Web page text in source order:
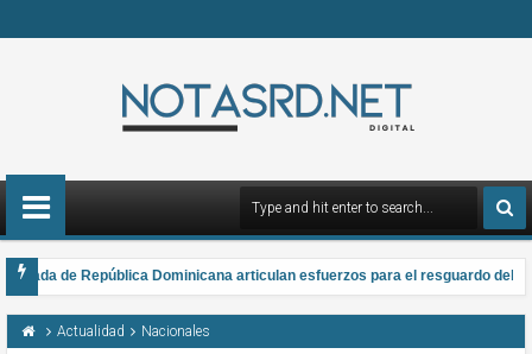
de República Dominicana articulan esfuerzos para el resguardo del
el Premio Anual Nacional de Poesía Salomé Ureña de Henríquez 2026
Actualidad Nacionales